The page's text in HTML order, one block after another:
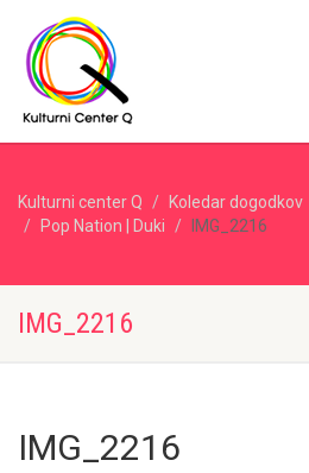
Kulturni center Q Koledar dogodkov
Pop Nation | Duki
IMG_2216
IMG_2216
IMG_2216